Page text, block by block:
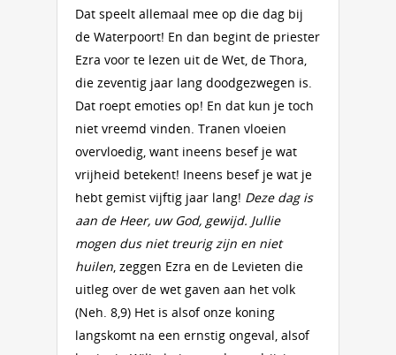
Dat speelt allemaal mee op die dag bij
de Waterpoort! En dan begint de priester
Ezra voor te lezen uit de Wet, de Thora,
die zeventig jaar lang doodgezwegen is.
Dat roept emoties op! En dat kun je toch
niet vreemd vinden. Tranen vloeien
overvloedig, want ineens besef je wat
vrijheid betekent! Ineens besef je wat je
hebt gemist vijftig jaar lang! Deze dag is
aan de Heer, uw God, gewijd. Jullie
mogen dus niet treurig zijn en niet
huilen, zeggen Ezra en de Levieten die
uitleg over de wet gaven aan het volk
(Neh. 8,9) Het is alsof onze koning
langskomt na een ernstig ongeval, alsof